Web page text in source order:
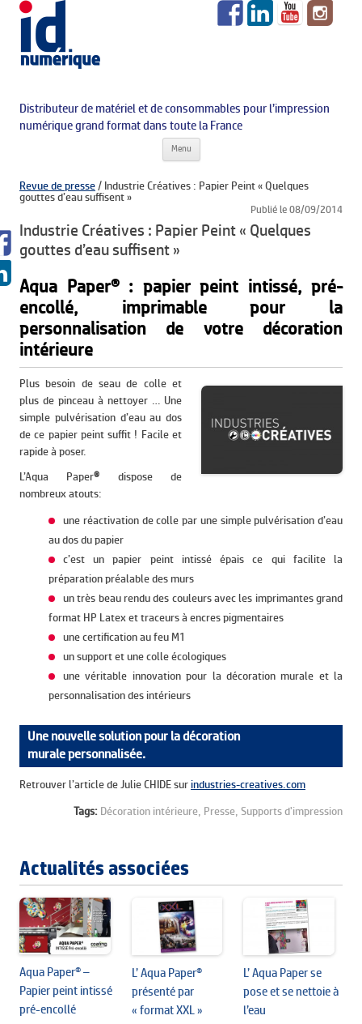
Distributeur de matériel et de consommables pour l’impression
numérique grand format dans toute la France
Menu Aller au contenu principal
Revue de presse/ Industrie Créatives : Papier Peint « Quelques
gouttes d’eau suffisent »
Publié le 08/09/2014
Industrie Créatives : Papier Peint « Quelques
gouttes d’eau suffisent »
Aqua Paper®: papier peint intissé, pré-
encollé, imprimable pour la
personnalisation de votre décoration
intérieure
Plus besoin de seau de colle et
plus de pinceau à nettoyer … Une
simple pulvérisation d’eau au dos
de ce papier peint suffit ! Facile et
rapide à poser.
L’Aqua Paper® dispose de
nombreux atouts:
une réactivation de colle par une simple pulvérisation d’eau
au dos du papier
c’est un papier peint intissé épais ce qui facilite la
préparation préalable des murs
un très beau rendu des couleurs avec les imprimantes grand
format HP Latex et traceurs à encres pigmentaires
une certification au feu M1
un support et une colle écologiques
une véritable innovation pour la décoration murale et la
personnalisation des intérieurs
Une nouvelle solution pour la décoration
murale personnalisée.
Retrouver l’article de Julie CHIDE surindustries-creatives.com
Tags: Décoration intérieure, Presse, Supports d'impression
Actualités associées
Aqua Paper® –
Papier peint intissé
pré-encollé
L’ Aqua Paper®
présenté par
« format XXL »
L’ Aqua Paper se
pose et se nettoie à
l’eau